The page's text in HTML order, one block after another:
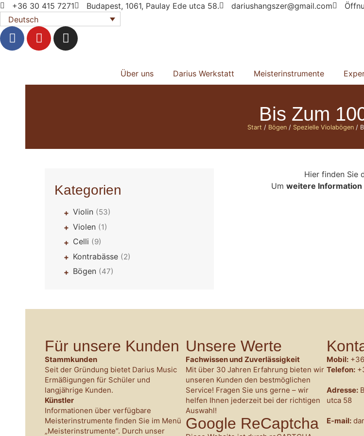
+36 30 415 7271 Budapest, 1061, Paulay Ede utca 58. dariushangszer@gmail.com
Deutsch
Über uns Darius Werkstatt Meisterinstrumente
Bis Zum
Start / Bögen/ Spezielle Violabögen/
Kategorien
+ Violin (53)
+ Violen (1)
+ Celli (9)
+ Kontrabässe (2)
+ Bögen (47)
Hier finden Sie
Um weitere Information
Für unsere Kunden
Stammkunden
Seit der Gründung bietet Darius Music
Ermäßigungen für Schüler und
langjährige Kunden.
Künstler
Informationen über verfügbare
Meisterinstrumente finden Sie im Menü
„Meisterinstrumente“. Durch unser
Unsere Werte
Fachwissen und Zuverlässigkeit
Mit über 30 Jahren Erfahrung bieten wir
unseren Kunden den bestmöglichen
Service! Fragen Sie uns gerne – wir
helfen Ihnen jederzeit bei der richtigen
Auswahl!
Google ReCaptcha
Mobil:
Telefon:
Adresse:
utca 58
E-mail: